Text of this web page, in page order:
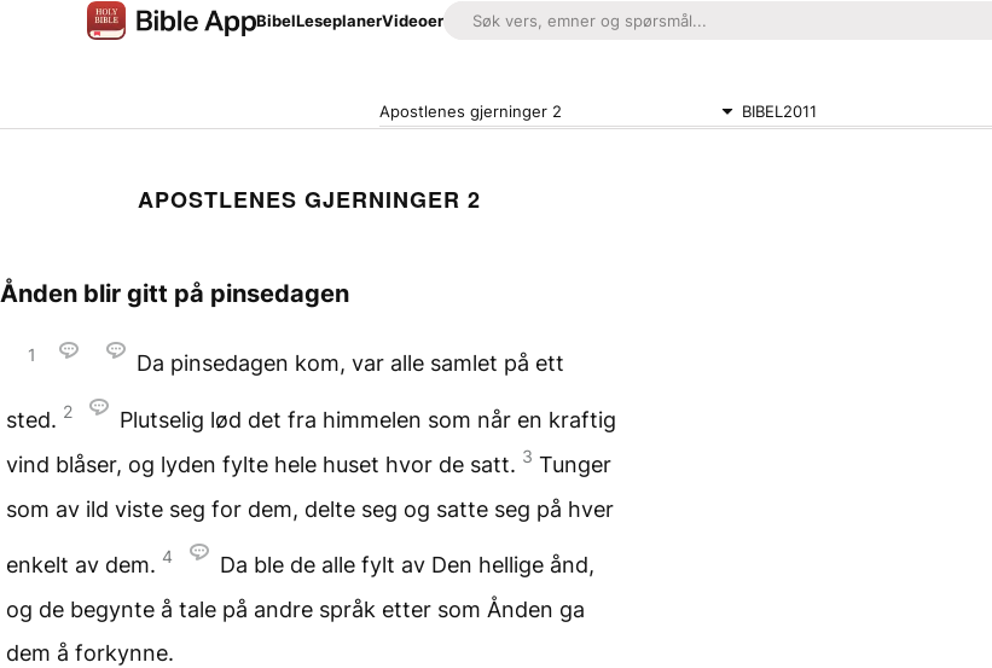
BibelLeseplanerVideoer
Apostlenes gjerninger 2 BIBEL2011
APOSTLENES GJERNINGER 2
Ånden blir gitt på pinsedagen
1 Da pinsedagen kom, var alle samlet på ett
sted. 2
Plutselig lød det fra himmelen som når en kraftig
vind blåser, og lyden fylte hele huset hvor de satt. 3 Tunger
som av ild viste seg for dem, delte seg og satte seg på hver
enkelt av dem. 4
Da ble de alle fylt av Den hellige ånd,
og de begynte å tale på andre språk etter som Ånden ga
dem å forkynne.